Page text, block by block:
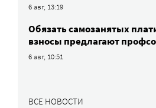
6 авг, 13:19
Обязать самозанятых
взносы предлагают
6 авг, 10:51
ВСЕ НОВОСТИ